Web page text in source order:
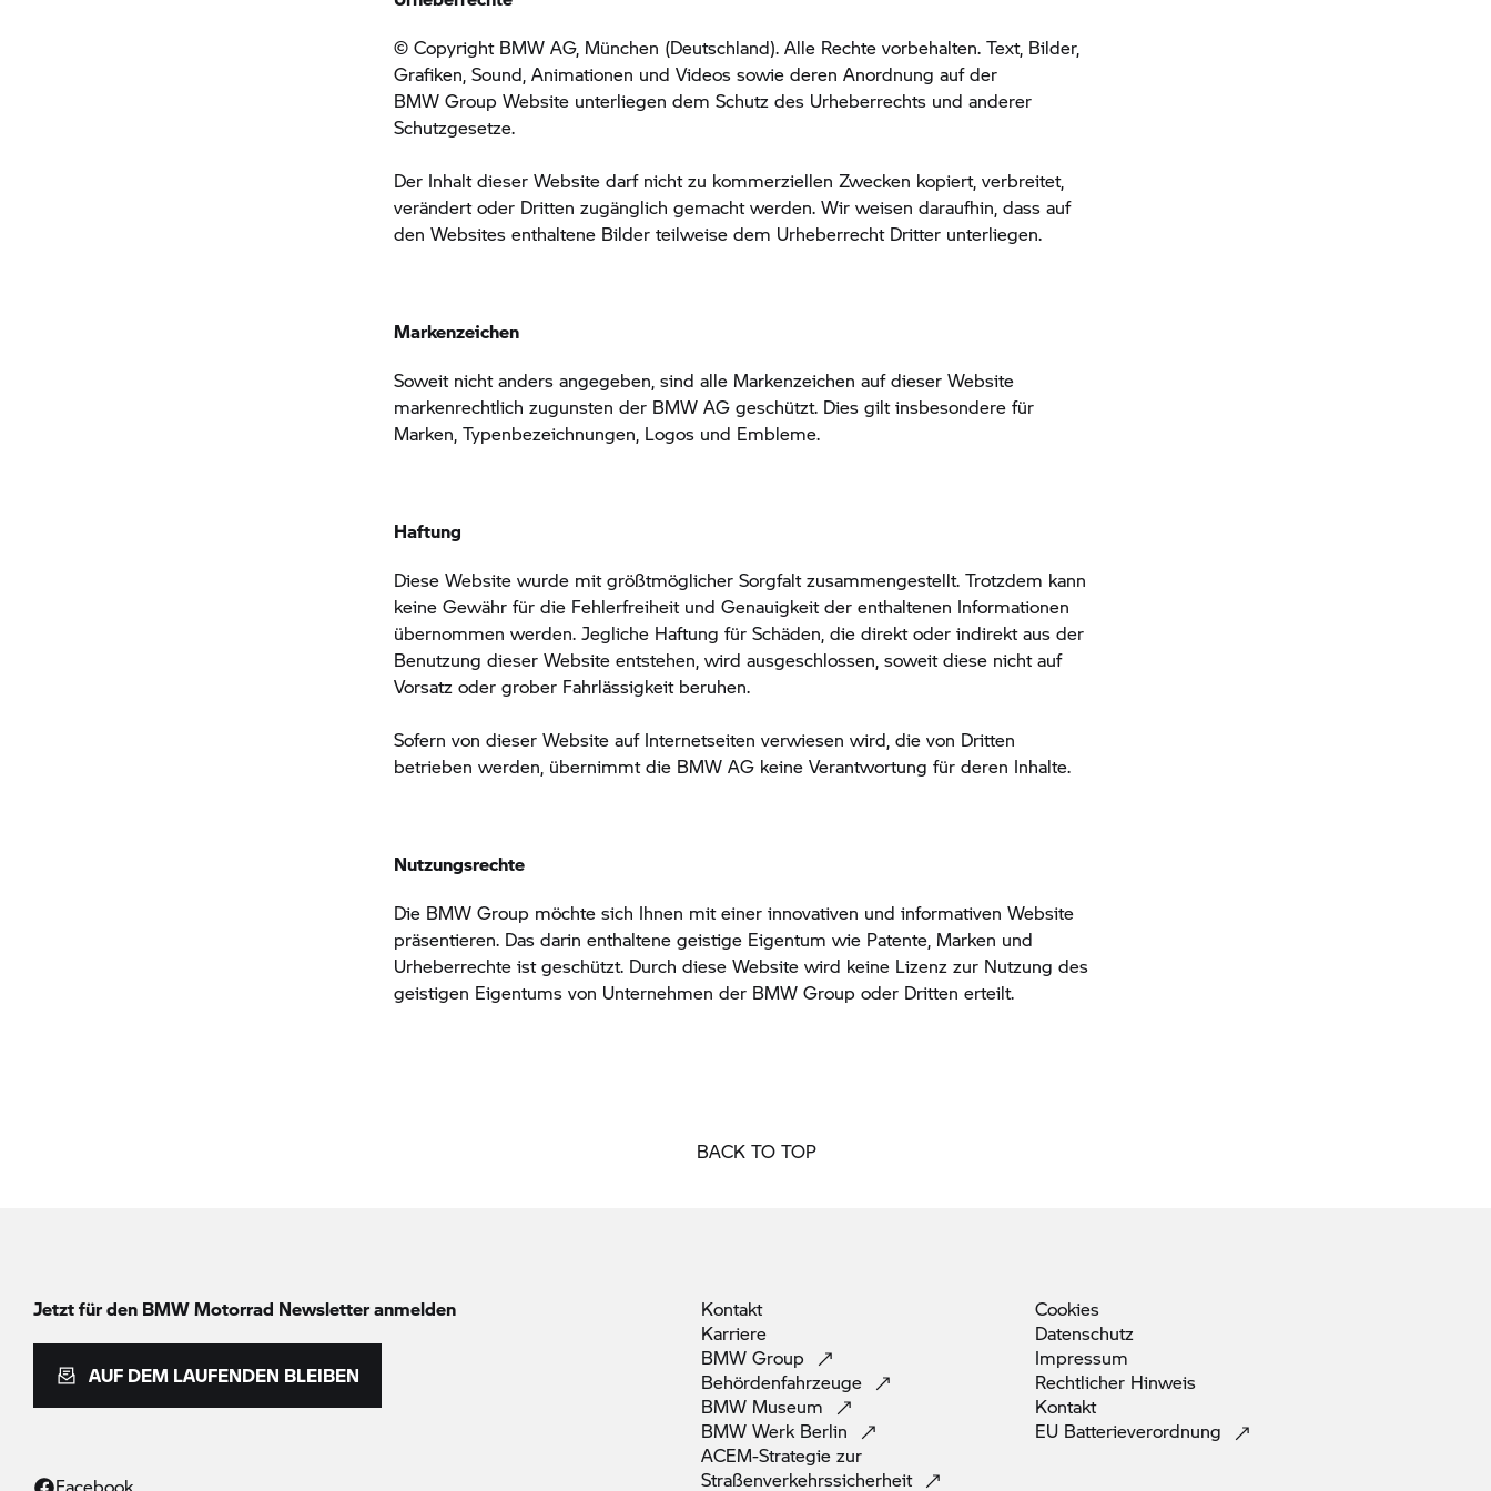
© Copyright BMW AG, München (Deutschland). Alle Rechte vorbehalten. Text, Bilder,
Grafiken, Sound, Animationen und Videos sowie deren Anordnung auf der
BMW Group Website unterliegen dem Schutz des Urheberrechts und anderer
Schutzgesetze.
Der Inhalt dieser Website darf nicht zu kommerziellen Zwecken kopiert, verbreitet,
verändert oder Dritten zugänglich gemacht werden. Wir weisen daraufhin, dass auf
den Websites enthaltene Bilder teilweise dem Urheberrecht Dritter unterliegen.
Markenzeichen
Soweit nicht anders angegeben, sind alle Markenzeichen auf dieser Website
markenrechtlich zugunsten der BMW AG geschützt. Dies gilt insbesondere für
Marken, Typenbezeichnungen, Logos und Embleme.
Haftung
Diese Website wurde mit größtmöglicher Sorgfalt zusammengestellt. Trotzdem kann
keine Gewähr für die Fehlerfreiheit und Genauigkeit der enthaltenen Informationen
übernommen werden. Jegliche Haftung für Schäden, die direkt oder indirekt aus der
Benutzung dieser Website entstehen, wird ausgeschlossen, soweit diese nicht auf
Vorsatz oder grober Fahrlässigkeit beruhen.
Sofern von dieser Website auf Internetseiten verwiesen wird, die von Dritten
betrieben werden, übernimmt die BMW AG keine Verantwortung für deren Inhalte.
Nutzungsrechte
Die BMW Group möchte sich Ihnen mit einer innovativen und informativen Website
präsentieren. Das darin enthaltene geistige Eigentum wie Patente, Marken und
Urheberrechte ist geschützt. Durch diese Website wird keine Lizenz zur Nutzung des
geistigen Eigentums von Unternehmen der BMW Group oder Dritten erteilt.
BACK TO TOP
Jetzt für den BMW Motorrad Newsletter anmelden
AUF DEM LAUFENDEN BLEIBEN
Kontakt
Karriere
BMW Group
Behördenfahrzeuge
BMW Museum
BMW Werk Berlin
ACEM-Strategie zur
Straßenverkehrssicherheit
Cookies
Datenschutz
Impressum
Rechtlicher Hinweis
Kontakt
EU Batterieverordnung